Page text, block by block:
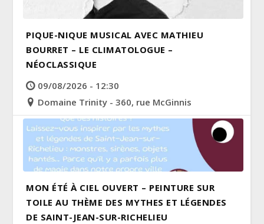
PIQUE-NIQUE MUSICAL AVEC MATHIEU
BOURRET – LE CLIMATOLOGUE –
NÉOCLASSIQUE
09/08/2026 - 12:30
Domaine Trinity - 360, rue McGinnis
MON ÉTÉ À CIEL OUVERT – PEINTURE SUR
TOILE AU THÈME DES MYTHES ET LÉGENDES
DE SAINT-JEAN-SUR-RICHELIEU